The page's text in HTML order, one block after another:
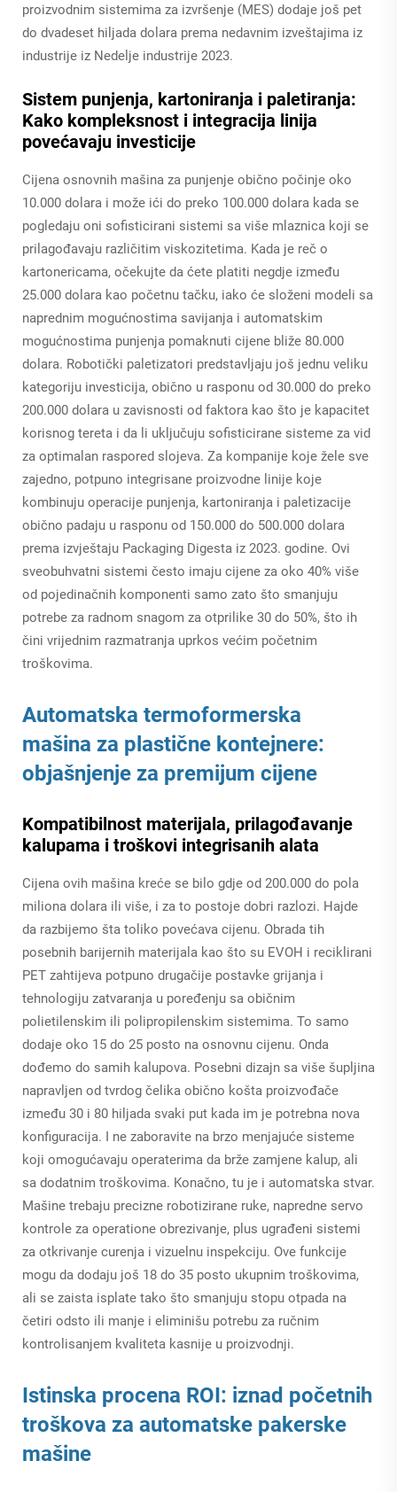
proizvodnim sistemima za izvršenje (MES) dodaje još pet
do dvadeset hiljada dolara prema nedavnim izveštajima iz
industrije iz Nedelje industrije 2023.
Sistem punjenja, kartoniranja i paletiranja:
Kako kompleksnost i integracija linija
povećavaju investicije
Cijena osnovnih mašina za punjenje obično počinje oko
10.000 dolara i može ići do preko 100.000 dolara kada se
pogledaju oni sofisticirani sistemi sa više mlaznica koji se
prilagođavaju različitim viskozitetima. Kada je reč o
kartonericama, očekujte da ćete platiti negdje između
25.000 dolara kao početnu tačku, iako će složeni modeli sa
naprednim mogućnostima savijanja i automatskim
mogućnostima punjenja pomaknuti cijene bliže 80.000
dolara. Robotički paletizatori predstavljaju još jednu veliku
kategoriju investicija, obično u rasponu od 30.000 do preko
200.000 dolara u zavisnosti od faktora kao što je kapacitet
korisnog tereta i da li uključuju sofisticirane sisteme za vid
za optimalan raspored slojeva. Za kompanije koje žele sve
zajedno, potpuno integrisane proizvodne linije koje
kombinuju operacije punjenja, kartoniranja i paletizacije
obično padaju u rasponu od 150.000 do 500.000 dolara
prema izvještaju Packaging Digesta iz 2023. godine. Ovi
sveobuhvatni sistemi često imaju cijene za oko 40% više
od pojedinačnih komponenti samo zato što smanjuju
potrebe za radnom snagom za otprilike 30 do 50%, što ih
čini vrijednim razmatranja uprkos većim početnim
troškovima.
Automatska termoformerska
mašina za plastične kontejnere:
objašnjenje za premijum cijene
Kompatibilnost materijala, prilagođavanje
kalupama i troškovi integrisanih alata
Cijena ovih mašina kreće se bilo gdje od 200.000 do pola
miliona dolara ili više, i za to postoje dobri razlozi. Hajde
da razbijemo šta toliko povećava cijenu. Obrada tih
posebnih barijernih materijala kao što su EVOH i reciklirani
PET zahtijeva potpuno drugačije postavke grijanja i
tehnologiju zatvaranja u poređenju sa običnim
polietilenskim ili polipropilenskim sistemima. To samo
dodaje oko 15 do 25 posto na osnovnu cijenu. Onda
dođemo do samih kalupova. Posebni dizajn sa više šupljina
napravljen od tvrdog čelika obično košta proizvođače
između 30 i 80 hiljada svaki put kada im je potrebna nova
konfiguracija. I ne zaboravite na brzo menjajuće sisteme
koji omogućavaju operaterima da brže zamjene kalup, ali
sa dodatnim troškovima. Konačno, tu je i automatska stvar.
Mašine trebaju precizne robotizirane ruke, napredne servo
kontrole za operatione obrezivanje, plus ugrađeni sistemi
za otkrivanje curenja i vizuelnu inspekciju. Ove funkcije
mogu da dodaju još 18 do 35 posto ukupnim troškovima,
ali se zaista isplate tako što smanjuju stopu otpada na
četiri odsto ili manje i eliminišu potrebu za ručnim
kontrolisanjem kvaliteta kasnije u proizvodnji.
Istinska procena ROI: iznad početnih
troškova za automatske pakerske
mašine